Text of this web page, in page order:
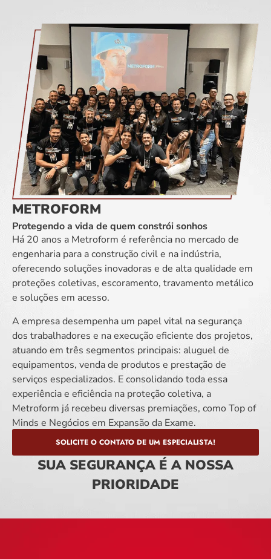
METROFORM
Protegendo a vida de quem constrói sonhos
Há 20 anos a Metroform é referência no mercado de
engenharia para a construção civil e na indústria,
oferecendo soluções inovadoras e de alta qualidade em
proteções coletivas, escoramento, travamento metálico
e soluções em acesso.
A empresa desempenha um papel vital na segurança
dos trabalhadores e na execução eficiente dos projetos,
atuando em três segmentos principais: aluguel de
equipamentos, venda de produtos e prestação de
serviços especializados. E consolidando toda essa
experiência e eficiência na proteção coletiva, a
Metroform já recebeu diversas premiações, como Top of
Minds e Negócios em Expansão da Exame.
SOLICITE O CONTATO DE UM ESPECIALISTA!
SUA SEGURANÇA É A NOSSA
PRIORIDADE